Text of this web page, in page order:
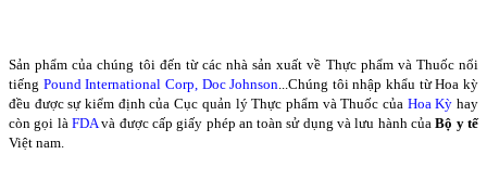
Sản phẩm của chúng tôi đến từ các nhà sản xuất về Thực phẩm và Thuốc nổi
tiếng Pound International Corp, Doc Johnson ...Chúng tôi nhập khẩu từ Hoa kỳ
đều được sự kiểm định của Cục quản lý Thực phẩm và Thuốc của Hoa Kỳ hay
còn gọi là FDAvà được cấp giấy phép an toàn sử dụng và lưu hành củaBộ y tế
Việt nam.